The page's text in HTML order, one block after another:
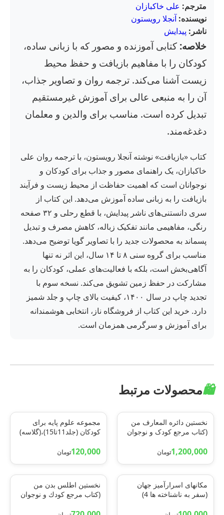
مترجم: علی خاکبازان
نویسنده: آنجلا رویستون
ناشر: پیدایش
خلاصه: کتابی آموزنده و مصور که با زبانی ساده،
کودکان را با مفاهیم بازیافت و حفظ محیط
زیست آشنا می‌کند. ترجمه روان و تصاویر جذاب،
آن را به منبعی عالی برای آموزش غیرمستقیم
تبدیل کرده است. مناسب برای والدین و معلمان
دغدغه‌مند.
کتاب «بازیافت» نوشته آنجلا رویستون، با ترجمه روان علی
خاکبازان، یک راهنمای مصور و جذاب برای کودکان و
نوجوانان است که اهمیت حفاظت از محیط زیست و فرآیند
بازیافت را به زبانی ساده آموزش می‌دهد. این کتاب از
سری دانستنی‌های ناشر پیدایش، با قطع رحلی و ۳۲ صفحه
رنگی، مفاهیمی مانند تفکیک زباله، کاهش مصرف و تبدیل
پسماند به محصولات جدید را با تصاویر گویا توضیح می‌دهد.
مناسب برای گروه سنی ۸ تا ۱۴ سال، این اثر نه تنها
آگاهی‌بخش است، بلکه با فعالیت‌های عملی، کودکان را به
مشارکت در حفظ زمین تشویق می‌کند. نسخه سوم با
تجدید چاپ در سال ۱۴۰۰، کیفیت بالای چاپ و جلد شمیز
دارد. خرید این کتاب از فروشگاه ناز، انتخابی هوشمندانه
برای آموزش و سرگرمی همزمان است.
🛍️محصولات مرتبط
نخستین دائره المعارف من
(کتاب مرجع کودک و نوجوان
1,200,000تومان
مجموعه علوم پایه برای
کودکان (جلد11تا15)،(گلاسه)
120,000تومان
مکانهای اسرارآمیز جهان
(سفر به ناشناخته ها 4)
نخستين اطلس بدن من
(كتاب مرجع كودك و نوجوان